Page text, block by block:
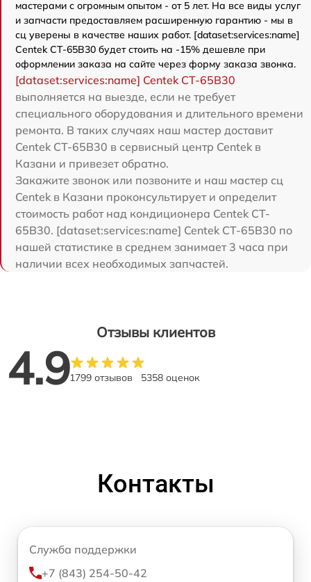
мастерами с огромным опытом - от 5 лет. На все виды услуг
и запчасти предоставляем расширенную гарантию - мы в
сц уверены в качестве наших работ. [dataset:services:name]
Centek CT-65B30 будет стоить на -15% дешевле при
оформлении заказа на сайте через форму заказа звонка.
[dataset:services:name] Centek CT-65B30
выполняется на выезде, если не требует
специального оборудования и длительного времени
ремонта. В таких случаях наш мастер доставит
Centek CT-65B30 в сервисный центр Centek в
Казани и привезет обратно.
Закажите звонок или позвоните и наш мастер сц
Centek в Казани проконсультирует и определит
стоимость работ над кондиционера Centek CT-
65B30. [dataset:services:name] Centek CT-65B30 по
нашей статистике в среднем занимает 3 часа при
наличии всех необходимых запчастей.
Отзывы клиентов
4.91799 отзывов 5358 оценок
Контакты
Служба поддержки
+7 (843) 254-50-42